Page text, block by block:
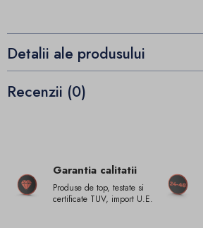
Detalii ale produsului
Recenzii (0)
Garantia calitatii
Produse de top, testate si
certificate TUV, import U.E.